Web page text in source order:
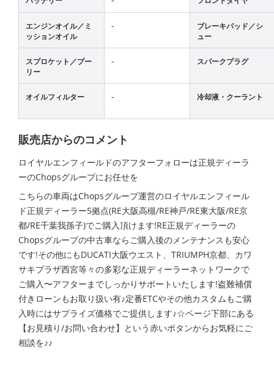
エンジンオイル／ミ
ッションオイル
-
ブレーキパッド／シ
ュー
スプロケット／プー
リー
- スパークプラグ
オイルフィルター - 冷却液・クーラント
販売店からのコメント
ロイヤルエンフィールドのアフターフォローは正規ディーラ
ーのChopsグループにお任せを
こちらの車両はChopsグループ運営のロイヤルエンフィール
ド正規ディーラー5拠点(RE大阪高槻/RE神戸/RE東大阪/RE京
都/RE千葉我孫子)でご購入頂けます!RE正規ディーラーの
Chopsグループの中古車ならご購入後のメンテナンスも安心
です!その他にもDUCATI大阪ウエスト、TRIUMPH京都、カワ
サキプラザ西宮等々の多彩な正規ディーラーネットワークで
ご購入〜アフターまでしっかりサポートいたします!盗難補償
付きローンもお取り扱い有♪定番ETCやその他カスタムもご購
入時にはサプライズ価格でご提供します♪☆ページ下部にある
【お見積り/お問い合わせ】という赤いボタンからお気軽にご
相談を♪♪